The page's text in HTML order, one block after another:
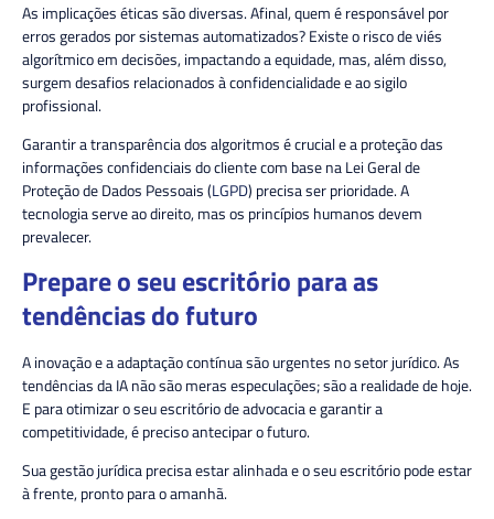
As implicações éticas são diversas. Afinal, quem é responsável por
erros gerados por sistemas automatizados? Existe o risco de viés
algorítmico em decisões, impactando a equidade, mas, além disso,
surgem desafios relacionados à confidencialidade e ao sigilo
profissional.
Garantir a transparência dos algoritmos é crucial e a proteção das
informações confidenciais do cliente com base na Lei Geral de
Proteção de Dados Pessoais (LGPD) precisa ser prioridade. A
tecnologia serve ao direito, mas os princípios humanos devem
prevalecer.
Prepare o seu escritório para as
tendências do futuro
A inovação e a adaptação contínua são urgentes no setor jurídico. As
tendências da IA não são meras especulações; são a realidade de hoje.
E para otimizar o seu escritório de advocacia e garantir a
competitividade, é preciso antecipar o futuro.
Sua gestão jurídica precisa estar alinhada e o seu escritório pode estar
à frente, pronto para o amanhã.